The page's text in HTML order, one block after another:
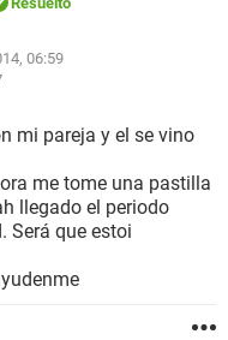
06:59
mi pareja y el se vino
me tome una pastilla
llegado el periodo
Será que estoi